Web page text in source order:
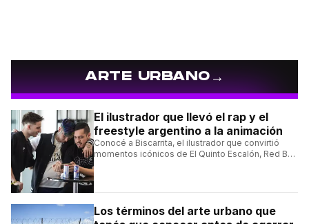
ARTE URBANO→
El ilustrador que llevó el rap y el
freestyle argentino a la animación
Conocé a Biscarrita, el ilustrador que convirtió
momentos icónicos de El Quinto Escalón, Red Bull
Los términos del arte urbano que